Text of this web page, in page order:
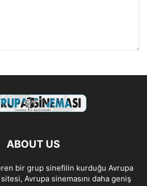
ABOUT US
bir grup sinefilin kurduğu Avrupa
Avrupa sinemasını daha geniş